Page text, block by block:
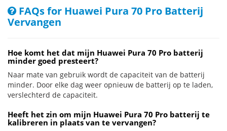
FAQs for Huawei Pura 70 Pro Batterij
Vervangen
Hoe komt het dat mijn Huawei Pura 70 Pro batterij
minder goed presteert?
Naar mate van gebruik wordt de capaciteit van de batterij
minder. Door elke dag weer opnieuw de batterij op te laden,
verslechterd de capaciteit.
Heeft het zin om mijn Huawei Pura 70 Pro batterij te
kalibreren in plaats van te vervangen?